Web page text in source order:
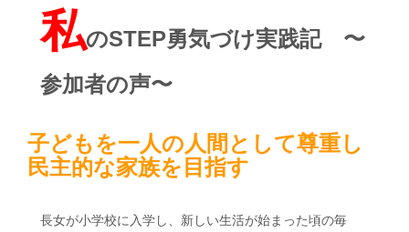
私のSTEP勇気づけ実践記 〜
参加者の声〜
子どもを一人の人間として尊重し
民主的な家族を目指す
長女が小学校に入学し、新しい生活が始まった頃の毎